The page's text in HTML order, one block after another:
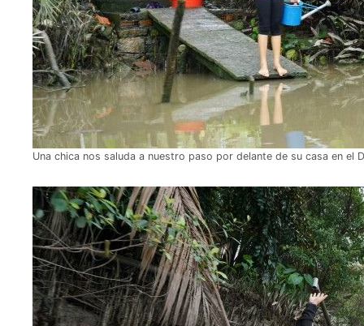
Una chica nos saluda a nuestro paso por delante de su casa en el